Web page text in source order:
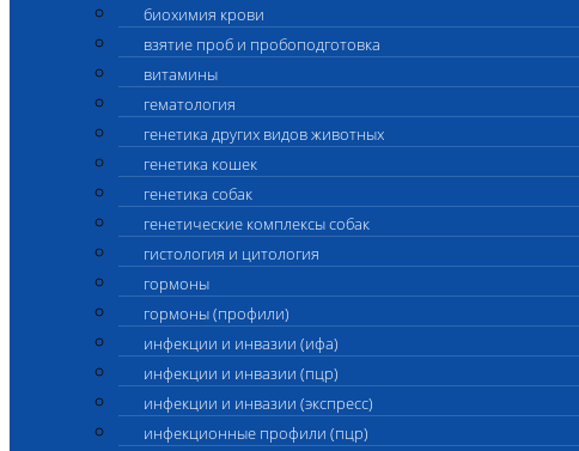
биохимия крови
взятие проб и пробоподготовка
витамины
гематология
генетика других видов животных
генетика кошек
генетика собак
генетические комплексы собак
гистология и цитология
гормоны
гормоны (профили)
инфекции и инвазии (ифа)
инфекции и инвазии (пцр)
инфекции и инвазии (экспресс)
инфекционные профили (пцр)